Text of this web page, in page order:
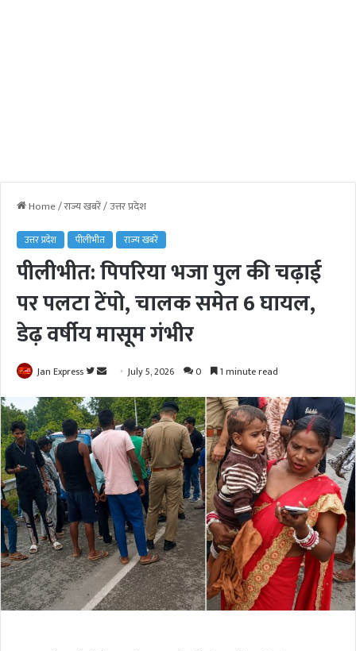
Home/राज्य खबरें/उत्तर प्रदेश
उत्तर प्रदेश पीलीभीत राज्य खबरें
पीलीभीत: पिपरिया भजा पुल की चढ़ाई
पर पलटा टेंपो, चालक समेत 6 घायल,
डेढ़ वर्षीय मासूम गंभीर
Jan Express
F
l
l
o
w
o
n
T
w
i
t
n
d
a
n
e
m
a
i
l
July 5, 2026 0 1 minute read